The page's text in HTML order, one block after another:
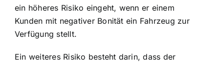
ein höheres Risiko eingeht, wenn er einem
Kunden mit negativer Bonität ein Fahrzeug zur
Verfügung stellt.
Ein weiteres Risiko besteht darin, dass der